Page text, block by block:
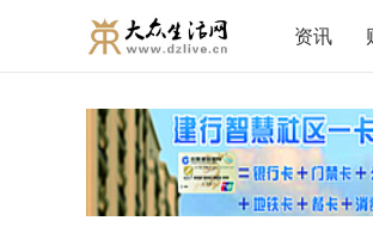
资讯